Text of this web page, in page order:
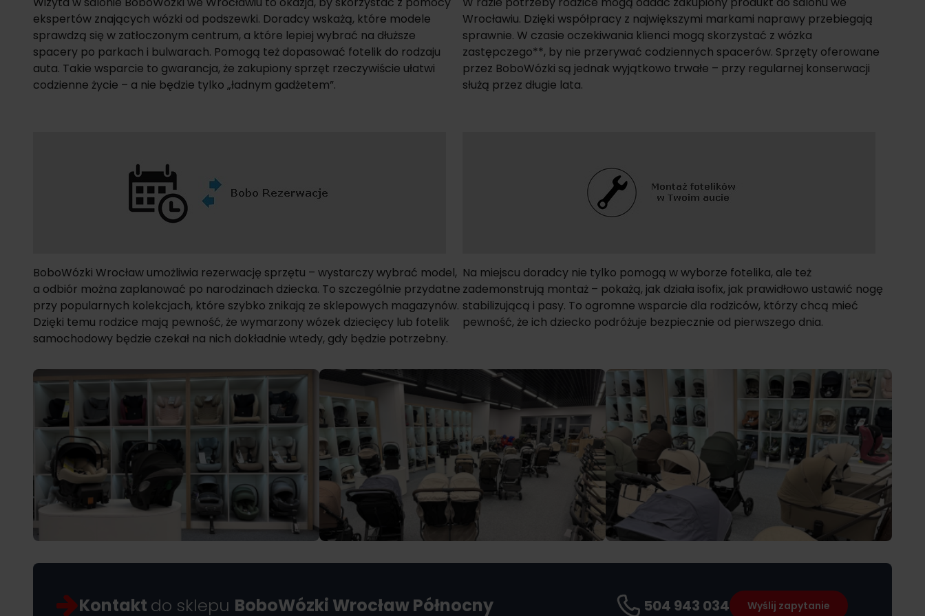
ekspertów znających wózki od podszewki. Doradcy wskażą, które modele
sprawdzą się w zatłoczonym centrum, a które lepiej wybrać na dłuższe
spacery po parkach i bulwarach. Pomogą też dopasować fotelik do rodzaju
auta. Takie wsparcie to gwarancja, że zakupiony sprzęt rzeczywiście ułatwi
codzienne życie – a nie będzie tylko „ładnym gadżetem”.
Wrocławiu. Dzięki współpracy z największymi markami naprawy przebiegają
sprawnie. W czasie oczekiwania klienci mogą skorzystać z wózka
zastępczego**, by nie przerywać codziennych spacerów. Sprzęty oferowane
przez BoboWózki są jednak wyjątkowo trwałe – przy regularnej konserwacji
służą przez długie lata.
BoboWózki Wrocław umożliwia rezerwację sprzętu – wystarczy wybrać model,
a odbiór można zaplanować po narodzinach dziecka. To szczególnie przydatne
przy popularnych kolekcjach, które szybko znikają ze sklepowych magazynów.
Dzięki temu rodzice mają pewność, że wymarzony wózek dziecięcy lub fotelik
samochodowy będzie czekał na nich dokładnie wtedy, gdy będzie potrzebny.
Na miejscu doradcy nie tylko pomogą w wyborze fotelika, ale też
zademonstrują montaż – pokażą, jak działa isofix, jak prawidłowo ustawić nogę
stabilizującą i pasy. To ogromne wsparcie dla rodziców, którzy chcą mieć
pewność, że ich dziecko podróżuje bezpiecznie od pierwszego dnia.
Kontakt do sklepu BoboWózki Wrocław Północny 504 943 034 Wyślij zapytanie